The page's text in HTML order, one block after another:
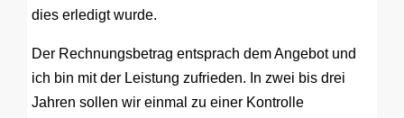
dies erledigt wurde.
Der Rechnungsbetrag entsprach dem Angebot und
ich bin mit der Leistung zufrieden. In zwei bis drei
Jahren sollen wir einmal zu einer Kontrolle